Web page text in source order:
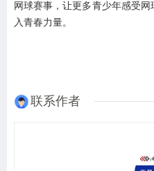
网球赛事，让更多青少年感受
入青春力量。
联系作者